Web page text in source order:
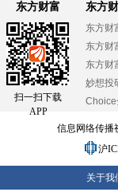
东方财富
扫一扫下载
APP
东方
东方财
东方财
东方财
妙想投
Choice
信息网络传播
沪
关于我